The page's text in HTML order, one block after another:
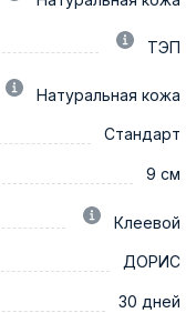
ТЭП
Натуральная кожа
Стандарт
9 см
Клеевой
ДОРИС
30 дней